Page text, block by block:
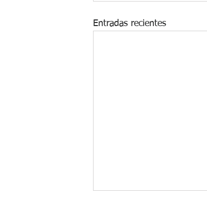
Entradas recientes